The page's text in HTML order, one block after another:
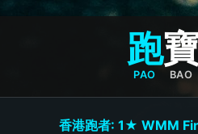
跑
PAO BAO
香港跑者: 1★ WMM